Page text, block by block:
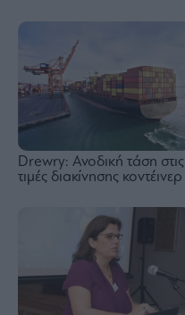
Drewry: Ανοδική τάση στις
τιμές διακίνησης κοντέινερ